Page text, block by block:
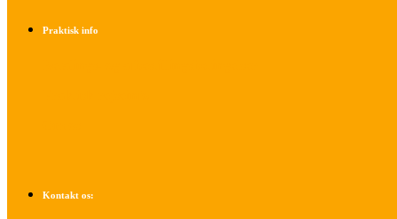
Praktisk info
Kontakt os: